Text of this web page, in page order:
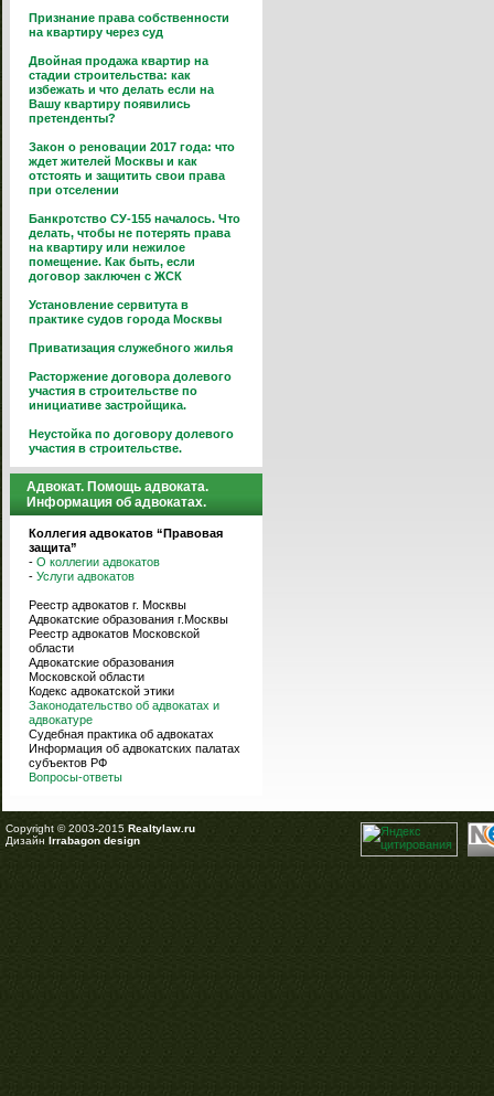
Признание права собственности
на квартиру через суд
Двойная продажа квартир на
стадии строительства: как
избежать и что делать если на
Вашу квартиру появились
претенденты?
Закон о реновации 2017 года: что
ждет жителей Москвы и как
отстоять и защитить свои права
при отселении
Банкротство СУ-155 началось. Что
делать, чтобы не потерять права
на квартиру или нежилое
помещение. Как быть, если
договор заключен с ЖСК
Установление сервитута в
практике судов города Москвы
Приватизация служебного жилья
Расторжение договора долевого
участия в строительстве по
инициативе застройщика.
Неустойка по договору долевого
участия в строительстве.
Адвокат. Помощь адвоката.
Информация об адвокатах.
Коллегия адвокатов “Правовая
защита”
- О коллегии адвокатов
- Услуги адвокатов
Реестр адвокатов г. Москвы
Адвокатские образования г.Москвы
Реестр адвокатов Московской
области
Адвокатские образования
Московской области
Кодекс адвокатской этики
Законодательство об адвокатах и
адвокатуре
Судебная практика об адвокатах
Информация об адвокатских палатах
субъектов РФ
Вопросы-ответы
Copyright © 2003-2015 Realtylaw.ru
Дизайн Irrabagon design